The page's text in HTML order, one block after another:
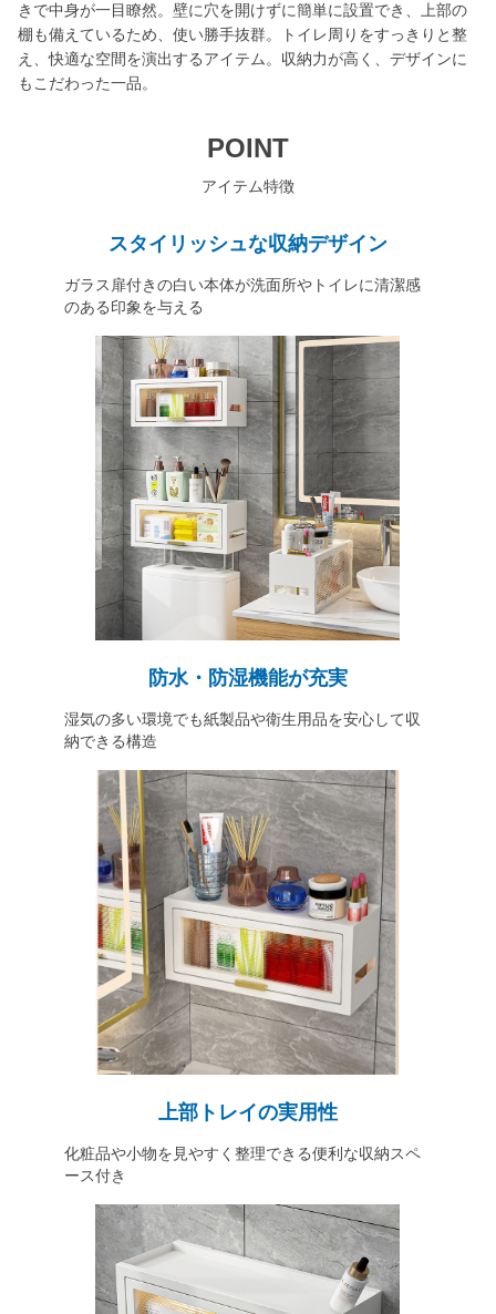
きで中身が一目瞭然。壁に穴を開けずに簡単に設置でき、上部の
棚も備えているため、使い勝手抜群。トイレ周りをすっきりと整
え、快適な空間を演出するアイテム。収納力が高く、デザインに
もこだわった一品。
POINT
アイテム特徴
スタイリッシュな収納デザイン
ガラス扉付きの白い本体が洗面所やトイレに清潔感
のある印象を与える
防水・防湿機能が充実
湿気の多い環境でも紙製品や衛生用品を安心して収
納できる構造
上部トレイの実用性
化粧品や小物を見やすく整理できる便利な収納スペ
ース付き